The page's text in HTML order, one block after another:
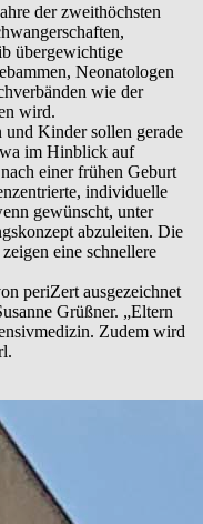
der zweithöchsten
übergewichtige
Neonatologen
wie der
wird.
und Kinder sollen gerade
im Hinblick auf
einer frühen Geburt
individuelle
gewünscht, unter
abzuleiten. Die
eine schnellere
periZert ausgezeichnet
Grüßner. „Eltern
Zudem wird